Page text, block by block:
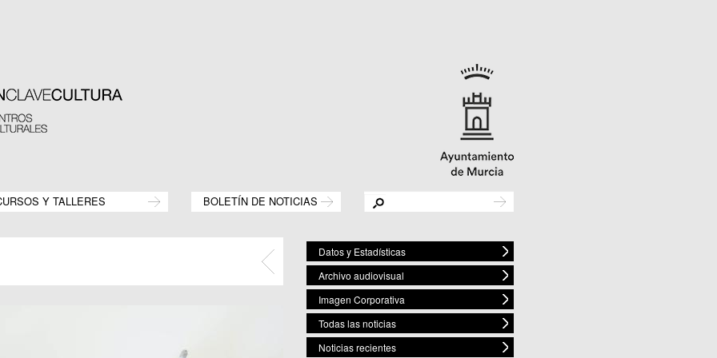
Y TALLERES BOLETÍN DE NOTICIAS
Datos y Estadísticas
Archivo audiovisual
Imagen Corporativa
Todas las noticias
Noticias recientes